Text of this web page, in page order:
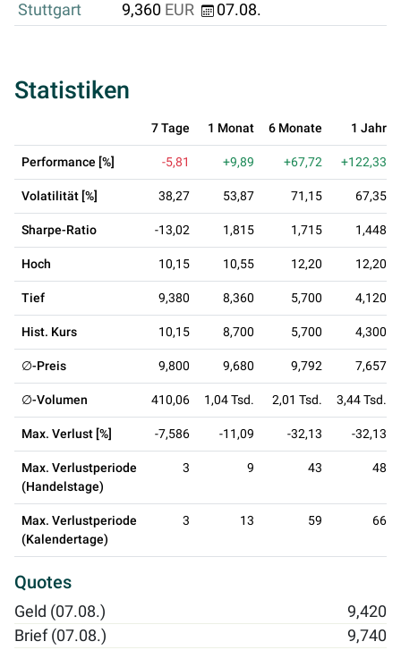
Stuttgart
9,360 EUR 07.08.
Statistiken
7 Tage 1 Monat 6 Monate 1 Jahr
Performance [%] -5,81 +9,89 +67,72 +122,33
Volatilität [%] 38,27 53,87 71,15 67,35
Sharpe-Ratio -13,02 1,815 1,715 1,448
Hoch 10,15 10,55 12,20 12,20
Tief 9,380 8,360 5,700 4,120
Hist. Kurs 10,15 8,700 5,700 4,300
∅-Preis 9,800 9,680 9,792 7,657
∅-Volumen 410,06 1,04 Tsd. 2,01 Tsd. 3,44 Tsd.
Max. Verlust [%] -7,586 -11,09 -32,13 -32,13
Max. Verlustperiode
(Handelstage)
3 9 43 48
Max. Verlustperiode
(Kalendertage)
3 13 59 66
Quotes
Geld (07.08.)
9,420
Brief (07.08.)
9,740